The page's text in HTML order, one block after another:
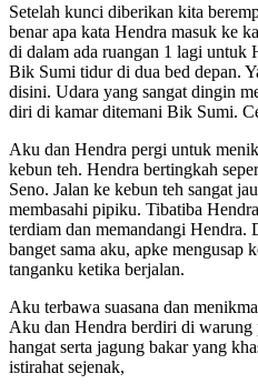
Setelah kunci diberikan kita
benar apa kata Hendra masuk ke
di dalam ada ruangan 1 lagi untuk
Bik Sumi tidur di dua bed depan.
disini. Udara yang sangat dingin
diri di kamar ditemani Bik Sumi.
Aku dan Hendra pergi untuk
kebun teh. Hendra bertingkah
Seno. Jalan ke kebun teh sangat
membasahi pipiku. Tibatiba
terdiam dan memandangi Hendra.
banget sama aku, apke mengusap
tanganku ketika berjalan.
Aku terbawa suasana dan
Aku dan Hendra berdiri di
hangat serta jagung bakar yang
istirahat sejenak,